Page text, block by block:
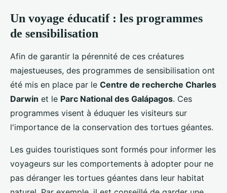
Un voyage éducatif : les programmes
de sensibilisation
Afin de garantir la pérennité de ces créatures
majestueuses, des programmes de sensibilisation ont
été mis en place par le Centre de recherche Charles
Darwin et le Parc National des Galápagos. Ces
programmes visent à éduquer les visiteurs sur
l'importance de la conservation des tortues géantes.
Les guides touristiques sont formés pour informer les
voyageurs sur les comportements à adopter pour ne
pas déranger les tortues géantes dans leur habitat